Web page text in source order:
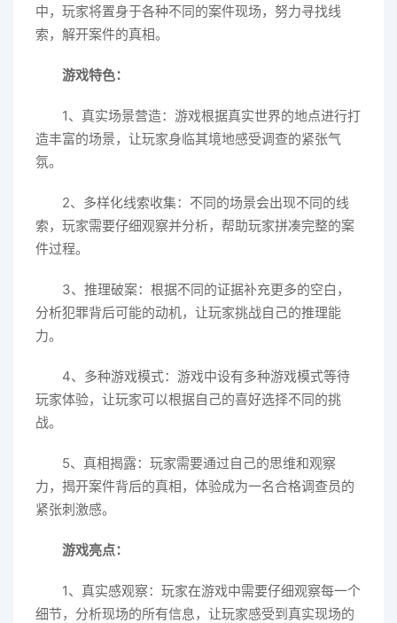
中，玩家将置身于各种不同的案件现场，努力寻找线
索，解开案件的真相。
游戏特色：
1、真实场景营造：游戏根据真实世界的地点进行打
造丰富的场景，让玩家身临其境地感受调查的紧张气
氛。
2、多样化线索收集：不同的场景会出现不同的线
索，玩家需要仔细观察并分析，帮助玩家拼凑完整的案
件过程。
3、推理破案：根据不同的证据补充更多的空白，
分析犯罪背后可能的动机，让玩家挑战自己的推理能
力。
4、多种游戏模式：游戏中设有多种游戏模式等待
玩家体验，让玩家可以根据自己的喜好选择不同的挑
战。
5、真相揭露：玩家需要通过自己的思维和观察
力，揭开案件背后的真相，体验成为一名合格调查员的
紧张刺激感。
游戏亮点：
1、真实感观察：玩家在游戏中需要仔细观察每一个
细节，分析现场的所有信息，让玩家感受到真实现场的